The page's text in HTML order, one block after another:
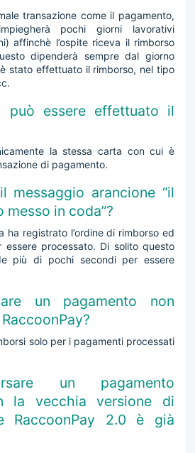
transazione come il pagamento,
pochi giorni lavorativi
affinchè l’ospite riceva il rimborso
dipenderà sempre dal giorno
stato effettuato il rimborso, nel tipo
può essere effettuato il
la stessa carta con cui è
di pagamento.
messaggio arancione “il
in coda”?
ha registrato l’ordine di rimborso ed
processato. Di solito questo
più di pochi secondi per essere
un pagamento non
solo per i pagamenti processati
un pagamento
la vecchia versione di
RaccoonPay 2.0 è già